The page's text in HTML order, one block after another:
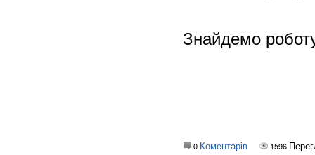
Знайдемо
0 Коментарів 1596